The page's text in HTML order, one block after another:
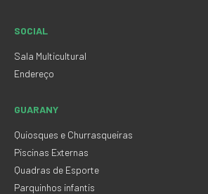
SOCIAL
Sala Multicultural
Endereço
GUARANY
Quiosques e Churrasqueiras
Piscinas Externas
Quadras de Esporte
Parquinhos infantis